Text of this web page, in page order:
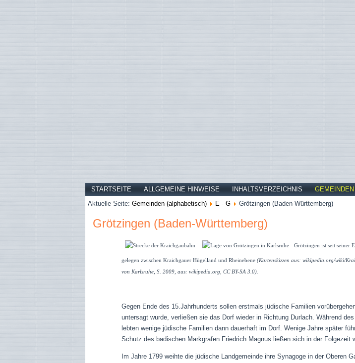
STARTSEITE ALLGEMEINE HINWEISE INHALTSVERZEICHNIS
Aktuelle Seite: Gemeinden (alphabetisch) E - G Grötzingen (Baden-Württemberg)
Grötzingen (Baden-Württemberg)
Grötzingen ist seit seiner
gelegen zwischen Kraichgauer Hügelland und Rheinebene(Kartenskizzen aus: wikipedia.org/wiki/
von Karlsruhe, S. 2009, aus: wikipedia.org, CC BY-SA 3.0).
Gegen Ende des 15.Jahrhunderts sollen erstmals jüdische Familien
untersagt wurde, verließen sie das Dorf wieder in Richtung Durlach. Während
lebten wenige jüdische Familien dann dauerhaft im Dorf. Wenige Jahre später
Schutz des badischen Markgrafen Friedrich Magnus ließen sich in der Folgezeit
Im Jahre 1799 weihte die jüdische Landgemeinde ihre Synagoge in der